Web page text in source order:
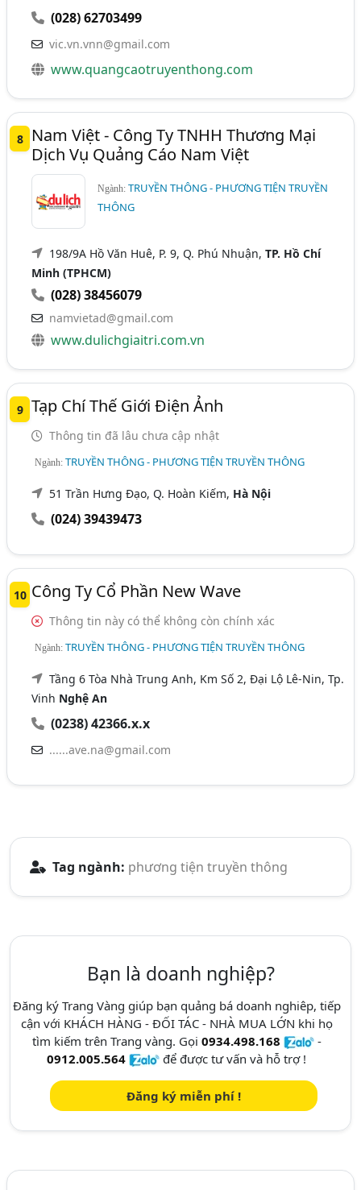
(028) 62703499
vic.vn.vnn@gmail.com
www.quangcaotruyenthong.com
8
Nam Việt - Công Ty TNHH Thương Mại
Dịch Vụ Quảng Cáo Nam Việt
Ngành:TRUYỀN THÔNG - PHƯƠNG TIỆN TRUYỀN
THÔNG
198/9A Hồ Văn Huê, P. 9, Q. Phú Nhuận,TP. Hồ Chí
Minh (TPHCM)
(028) 38456079
namvietad@gmail.com
www.dulichgiaitri.com.vn
9 Tạp Chí Thế Giới Điện Ảnh
Thông tin đã lâu chưa cập nhật
Ngành:TRUYỀN THÔNG - PHƯƠNG TIỆN TRUYỀN THÔNG
51 Trần Hưng Đạo, Q. Hoàn Kiếm, Hà Nội
(024) 39439473
10 Công Ty Cổ Phần New Wave
Thông tin này có thể không còn chính xác
Ngành:TRUYỀN THÔNG - PHƯƠNG TIỆN TRUYỀN THÔNG
Tầng 6 Tòa Nhà Trung Anh, Km Số 2, Đại Lộ Lê-Nin, Tp.
Vinh Nghệ An
(0238) 42366.x.x
......ave.na@gmail.com
Tag ngành: phương tiện truyền thông
Bạn là doanh nghiệp?
Đăng ký Trang Vàng giúp bạn quảng bá doanh nghiêp, tiếp
cận với KHÁCH HÀNG - ĐỐI TÁC - NHÀ MUA LỚN khi họ
tìm kiếm trên Trang vàng. Gọi 0934.498.168
-
0912.005.564
để được tư vấn và hỗ trợ !
Đăng ký miễn phí !